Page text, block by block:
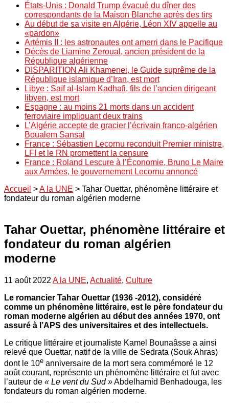
États-Unis : Donald Trump évacué du dîner des
correspondants de la Maison Blanche après des tirs
Au début de sa visite en Algérie, Léon XIV appelle au
«pardon»
Artémis II : les astronautes ont amerri dans le Pacifique
Décès de Liamine Zeroual, ancien président de la
République algérienne
DISPARITION Ali Khamenei, le Guide suprême de la
République islamique d’Iran, est mort
Libye : Saïf al-Islam Kadhafi, fils de l’ancien dirigeant
libyen, est mort
Espagne : au moins 21 morts dans un accident
ferroviaire impliquant deux trains
L’Algérie accepte de gracier l’écrivain franco-algérien
Boualem Sansal
France : Sébastien Lecornu reconduit Premier ministre,
LFI et le RN promettent la censure
France : Roland Lescure à l’Économie, Bruno Le Maire
aux Armées, le gouvernement Lecornu annoncé
Accueil >A la UNE > Tahar Ouettar, phénomène littéraire et
fondateur du roman algérien moderne
Tahar Ouettar, phénomène littéraire et
fondateur du roman algérien
moderne
11 août 2022 A la UNE, Actualité, Culture
Le romancier Tahar Ouettar (1936 -2012), considéré
comme un phénomène littéraire, est le père fondateur du
roman moderne algérien au début des années 1970, ont
assuré à l’APS des universitaires et des intellectuels.
Le critique littéraire et journaliste Kamel Bounaâsse a ainsi
relevé que Ouettar, natif de la ville de Sedrata (Souk Ahras)
dont le 10e anniversaire de la mort sera commémoré le 12
août courant, représente un phénomène littéraire et fut avec
l’auteur de « Le vent du Sud »Abdelhamid Benhadouga, les
fondateurs du roman algérien moderne.